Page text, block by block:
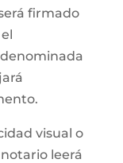
firmado
visual o
leerá